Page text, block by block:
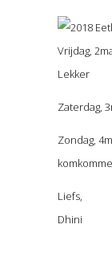
Vrijdag,
Lekker
Zaterdag,
Zondag,
Liefs,
Dhini